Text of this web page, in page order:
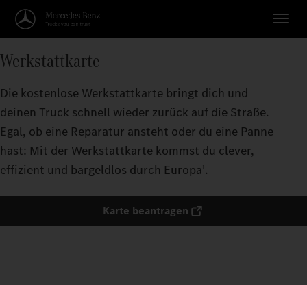
Werkstattkarte
Die kostenlose Werkstattkarte bringt dich und
deinen Truck schnell wieder zurück auf die Straße.
Egal, ob eine Reparatur ansteht oder du eine Panne
hast: Mit der Werkstattkarte kommst du clever,
effizient und bargeldlos durch Europa1.
Karte beantragen